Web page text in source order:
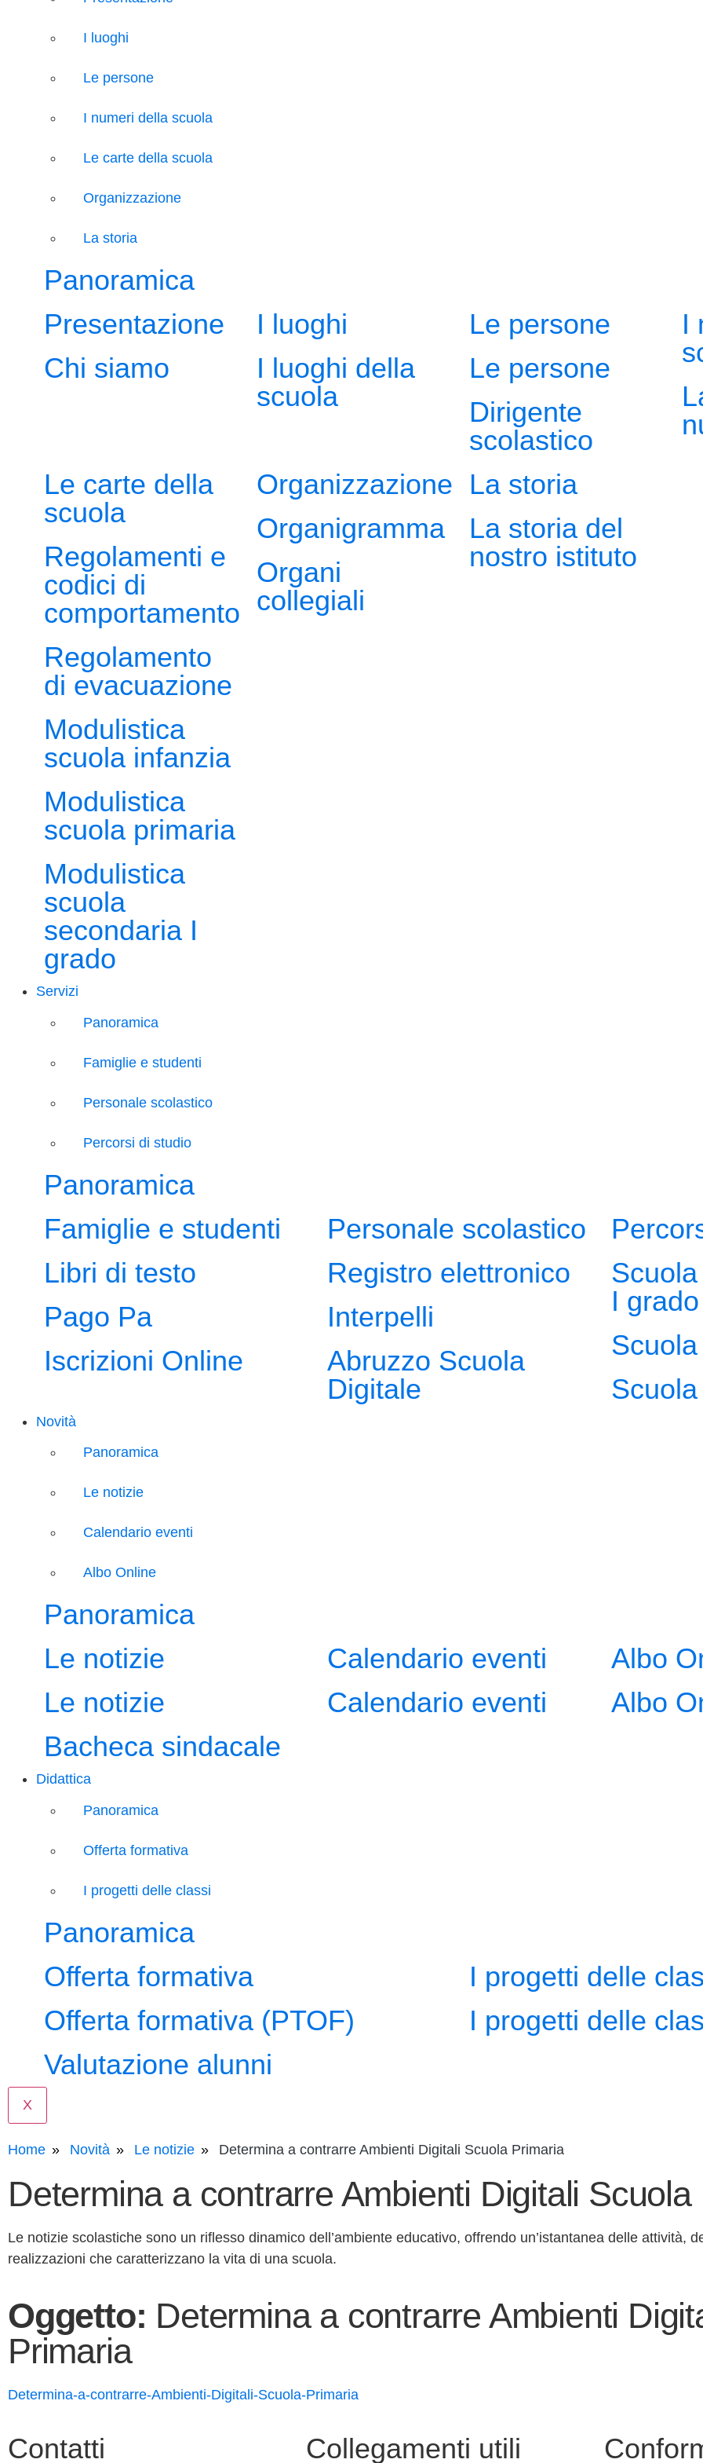
I luoghi
Le persone
I numeri della scuola
Le carte della scuola
Organizzazione
La storia
Panoramica
Presentazione
Chi siamo
I luoghi
I luoghi della
scuola
Le persone
Le persone
Dirigente
scolastico
I
Le carte della
scuola
Regolamenti e
codici di
comportamento
Regolamento
di evacuazione
Modulistica
scuola infanzia
Modulistica
scuola primaria
Modulistica
scuola
secondaria I
grado
Organizzazione
Organigramma
Organi
collegiali
La storia
La storia del
nostro istituto
Servizi
Panoramica
Famiglie e studenti
Personale scolastico
Percorsi di studio
Panoramica
Famiglie e studenti
Libri di testo
Pago Pa
Iscrizioni Online
Personale scolastico
Registro elettronico
Interpelli
Abruzzo Scuola
Digitale
I grado
Novità
Panoramica
Le notizie
Calendario eventi
Albo Online
Panoramica
Le notizie
Le notizie
Bacheca sindacale
Calendario eventi
Calendario eventi
Albo
Albo
Didattica
Panoramica
Offerta formativa
I progetti delle classi
Panoramica
Offerta formativa
Offerta formativa (PTOF)
Valutazione alunni
I progetti delle
I progetti delle
X
Home Novità Le notizie Determina a contrarre Ambienti Digitali Scuola Primaria
Determina a contrarre Ambienti Digitali Scuola
Le notizie scolastiche sono un riflesso dinamico dell’ambiente educativo, offrendo un’istantanea delle attività,
realizzazioni che caratterizzano la vita di una scuola.
Oggetto: Determina a contrarre Ambienti
Primaria
Determina-a-contrarre-Ambienti-Digitali-Scuola-Primaria
Contatti Collegamenti utili